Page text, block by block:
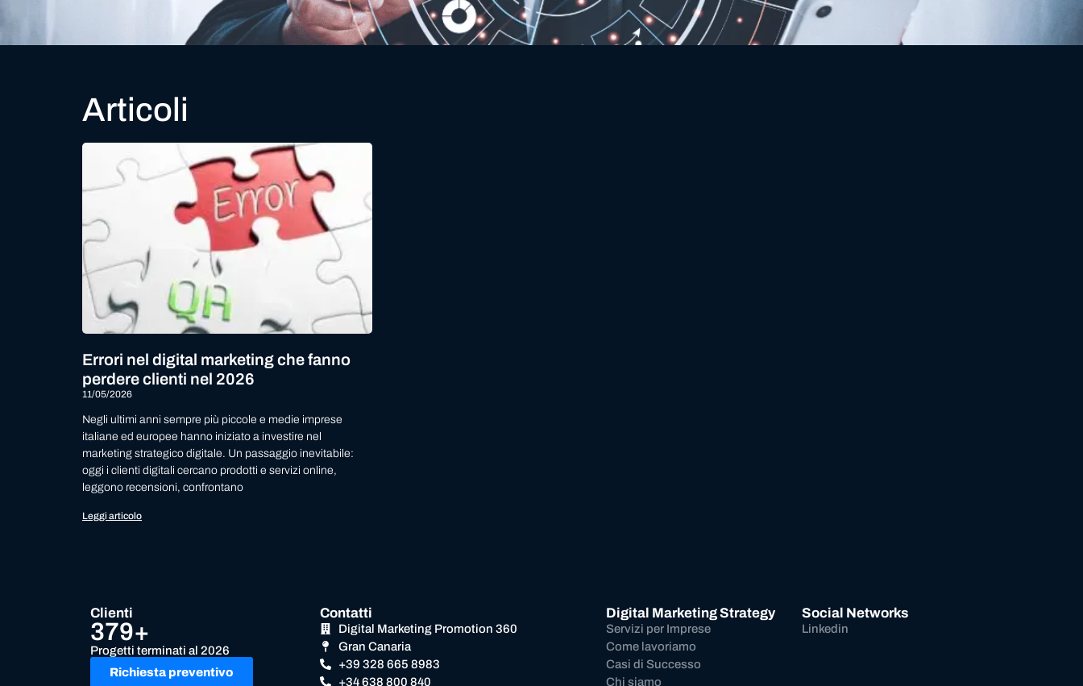
Articoli
Errori nel digital marketing che fanno
perdere clienti nel 2026
11/05/2026
Negli ultimi anni sempre più piccole e medie imprese
italiane ed europee hanno iniziato a investire nel
marketing strategico digitale. Un passaggio inevitabile:
oggi i clienti digitali cercano prodotti e servizi online,
leggono recensioni, confrontano
Leggi articolo
Clienti
379+
Progetti terminati al 2026
Richiesta preventivo
Contatti
Digital Marketing Promotion 360
Gran Canaria
+39 328 665 8983
+34 638 800 840
Digital Marketing Strategy
Servizi per Imprese
Come lavoriamo
Casi di Successo
Chi siamo
Social Networks
Linkedin